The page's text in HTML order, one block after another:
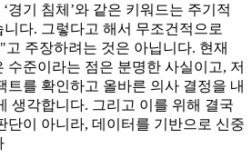
‘경기 침체’와 같은 키워드는 주기적
다. 그렇다고 해서 무조건적으로
주장하려는 것은 아닙니다. 현재
수준이라는 점은 분명한 사실이고, 저
트를 확인하고 올바른 의사 결정을 내
생각합니다. 그리고 이를 위해 결국
단이 아니라, 데이터를 기반으로 신중